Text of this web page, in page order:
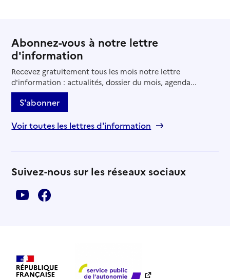
Abonnez-vous à notre lettre
d'information
Recevez gratuitement tous les mois notre lettre
d'information : actualités, dossier du mois, agenda...
S'abonner
Voir toutes les lettres d'information
Suivez-nous sur les réseaux sociaux